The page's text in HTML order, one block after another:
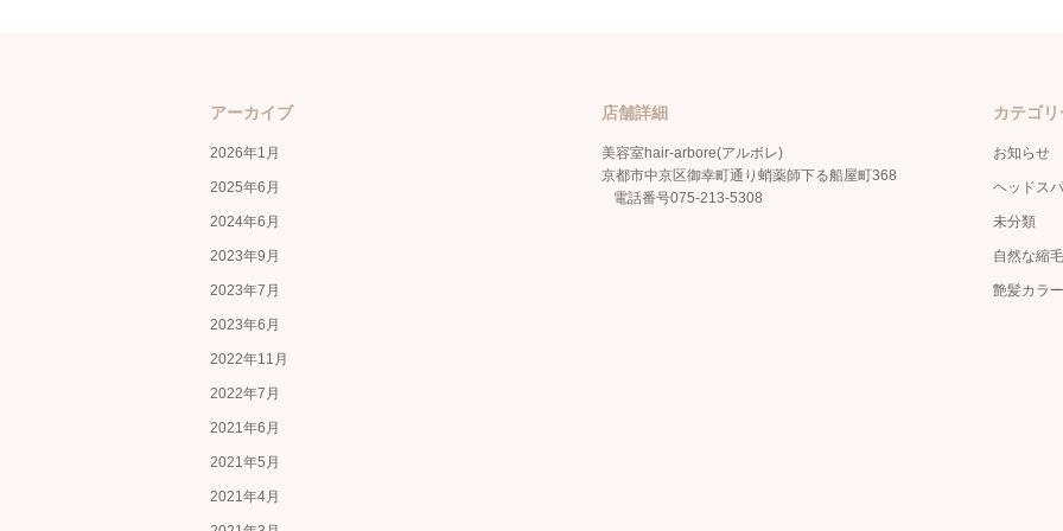
アーカイブ
2026年1月
2025年6月
2024年6月
2023年9月
2023年7月
2023年6月
2022年11月
2022年7月
2021年6月
2021年5月
2021年4月
店舗詳細
美容室hair-arbore(アルボレ)
京都市中京区御幸町通り蛸薬師下る船屋町368
電話番号075-213-5308
カテゴリ
お知らせ
ヘッドスパ
未分類
自然な縮
艶髪カラー